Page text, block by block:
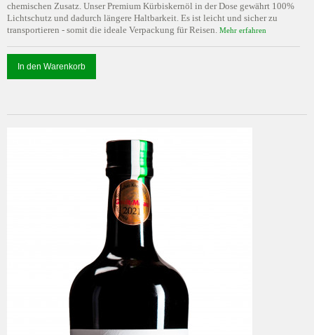
chemischen Zusatz. Unser Premium Kürbiskernöl in der Dose gewährt 100%
Lichtschutz und dadurch längere Haltbarkeit. Es ist leicht und sicher zu
transportieren - somit die ideale Verpackung für Reisen. Mehr erfahren
In den Warenkorb